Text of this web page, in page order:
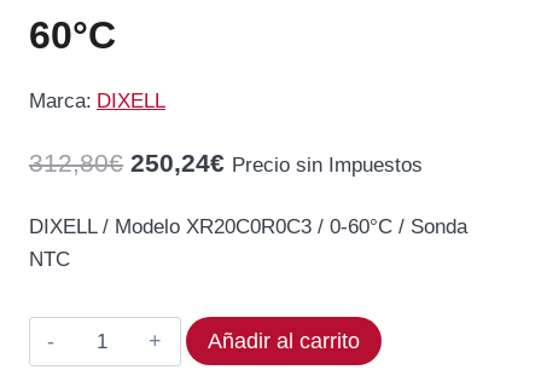
60°C
Marca: DIXELL
312,80€ El
312,80€.
250,24€El
250,24€.
Precio sin Impuestos
DIXELL / Modelo XR20C0R0C3 / 0-60°C / Sonda
NTC
Termostato
DIXELL
Añadir al carrito